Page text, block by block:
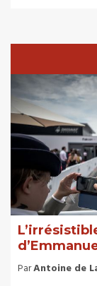
ParAntoine de